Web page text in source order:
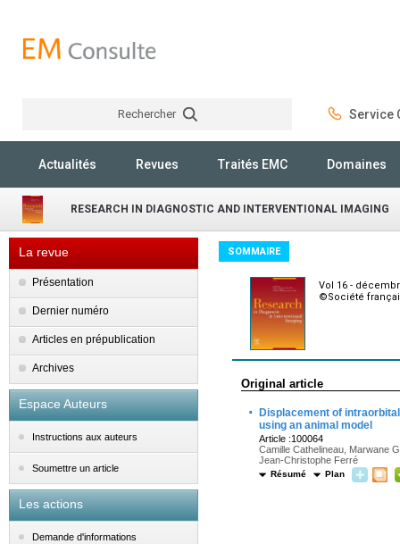
Rechercher Service
Actualités Revues Traités EMC Domaines
RESEARCH IN DIAGNOSTIC AND INTERVENTIONAL IMAGING
La revue
Présentation
Dernier numéro
Articles en prépublication
Archives
Espace Auteurs
Instructions aux auteurs
Soumettre un article
Les actions
Demande d'informations
SOMMAIRE
Vol 16 -
©Société
Original article
·
Displacement of
using an animal model
Article :100064
Camille Cathelineau, Marwane
Jean-Christophe Ferré
Résumé Plan